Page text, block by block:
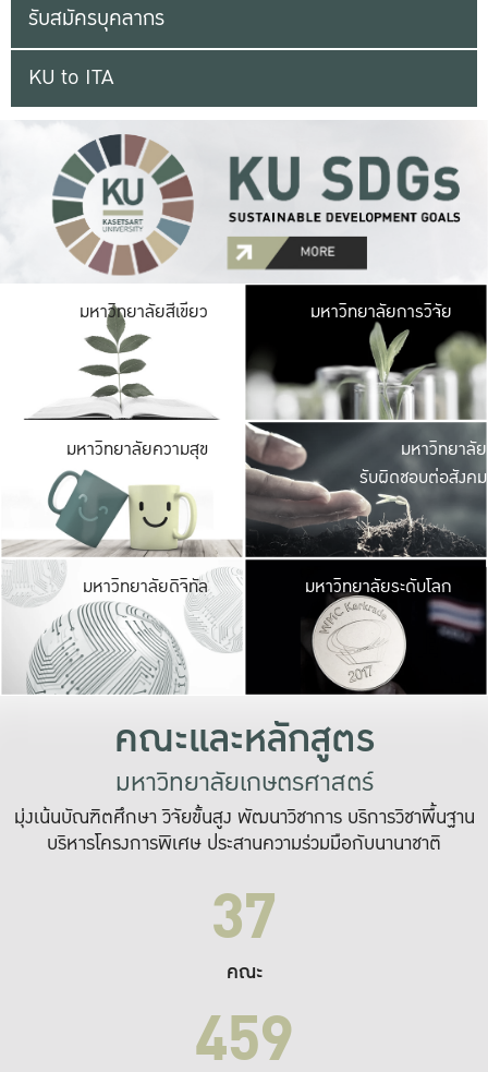
รับสมัครบุคลากร
KU to ITA
มหาวิทยาลัยสีเขียว มหาวิ
มีพื้นที่เขียวสดใส
เป็นป่าในเมือง เกษต
มหาวิทยาลัยการวิจัย
มหาวิทยาลัยความสุข มหาวิ
ค
เปิดประ
และพบเรื่องราวใ
มหาวิทยาลัย
รับผิดชอบต่อสังคม
มหาวิทยาลัยดิจิทัล มหาวิ
เปลี่ยนแปลง แล
เพื่อทำง
ระบบสารสนเทศ
มหาวิทยาลัยระดับโลก
คณะและหลักสูตร
มหาวิทยาลัยเกษตรศาสตร์
มุ่งเน้นบัณฑิตศึกษา วิจัยขั้นสูง พัฒนาวิชาการ บริการวิชาพื้นฐาน
บริหารโครงการพิเศษ ประสานความร่วมมือกับนานาชาติ
37
คณะ
459